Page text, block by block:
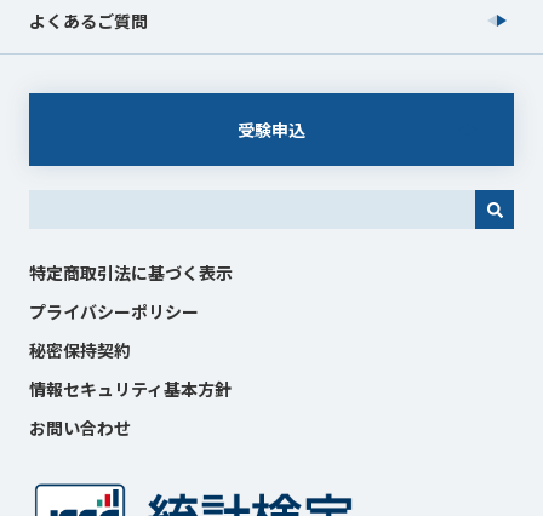
よくあるご質問
受験申込
特定商取引法に基づく表示
プライバシーポリシー
秘密保持契約
情報セキュリティ基本方針
お問い合わせ